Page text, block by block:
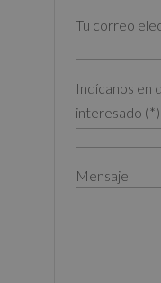
Tu correo
Indícanos en
interesado (*)
Mensaje